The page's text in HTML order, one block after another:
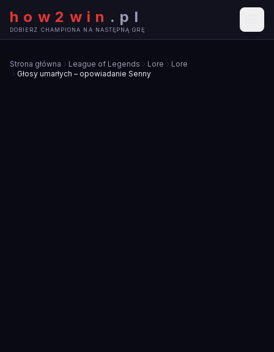
how2win . pl
DOBIERZ CHAMPIONA NA NASTĘPNĄ GRĘ
Strona główna League of Legends Lore
Lore
Głosy umarłych – opowiadanie Senny